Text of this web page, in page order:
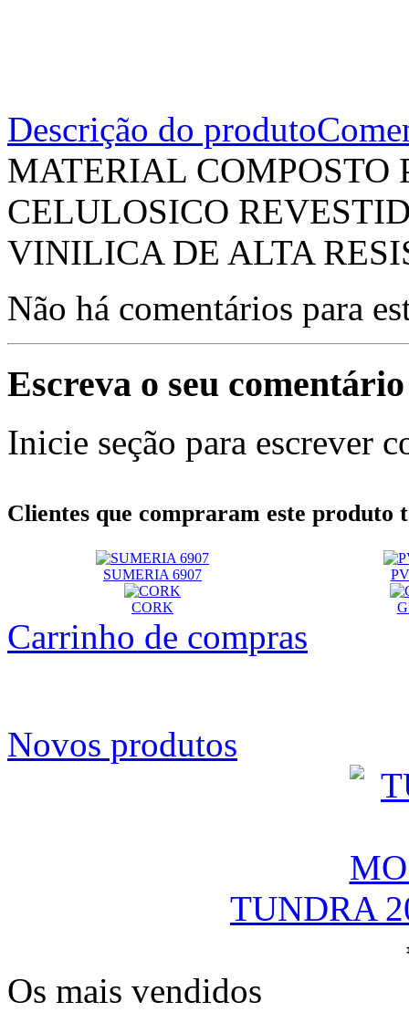
Descrição do produto
MATERIAL COMPOSTO
CELULOSICO
VINILICA DE ALTA
Não há comentários para
Escreva o seu comentário
Inicie seção para escrever
Clientes que compraram este produto
SUMERIA 6907
CORK
Carrinho de compras
Novos produtos
TUNDRA
Os mais vendidos